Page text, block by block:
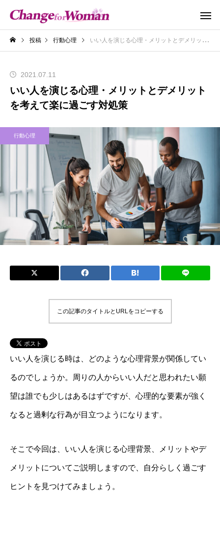
投稿 行動心理 いい人を演じる心理・メリットとデメリットを考えて楽に過ごす対処策
2021.07.11
いい人を演じる心理・メリットとデメリット
を考えて楽に過ごす対処策
行動心理
この記事のタイトルとURLをコピーする
いい人を演じる時は、どのような心理背景が関係してい
るのでしょうか。周りの人からいい人だと思われたい願
望は誰でも少しはあるはずですが、心理的な要素が強く
なると過剰な行為が目立つようになります。
そこで今回は、いい人を演じる心理背景、メリットやデ
メリットについてご説明しますので、自分らしく過ごす
ヒントを見つけてみましょう。